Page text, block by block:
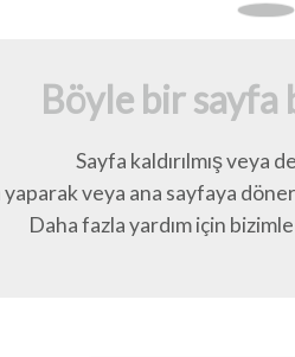
Böyle bir sayfa
Sayfa kaldırılmış veya
yaparak veya ana sayfaya
Daha fazla yardım için